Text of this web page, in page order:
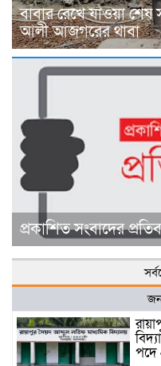
বাবার রেখে যাওয়া
আলী আজগরের থাবা
প্রকাশিত সংবাদের
পদে